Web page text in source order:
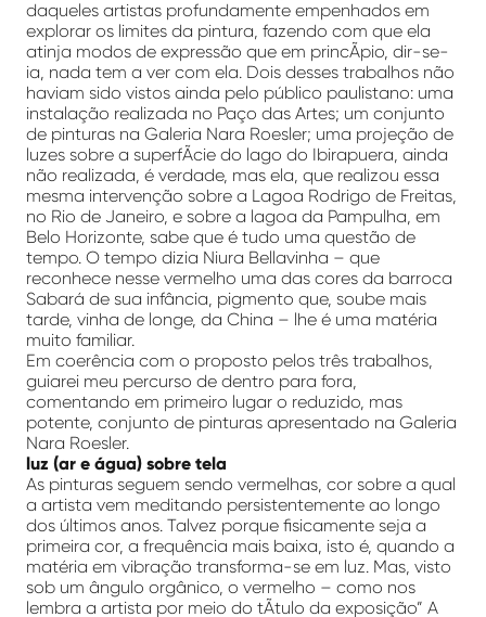
daqueles artistas profundamente empenhados em
explorar os limites da pintura, fazendo com que ela
atinja modos de expressão que em princÃ­pio, dir-se-
ia, nada tem a ver com ela. Dois desses trabalhos não
haviam sido vistos ainda pelo público paulistano: uma
instalação realizada no Paço das Artes; um conjunto
de pinturas na Galeria Nara Roesler; uma projeção de
luzes sobre a superfÃ­cie do lago do Ibirapuera, ainda
não realizada, é verdade, mas ela, que realizou essa
mesma intervenção sobre a Lagoa Rodrigo de Freitas,
no Rio de Janeiro, e sobre a lagoa da Pampulha, em
Belo Horizonte, sabe que é tudo uma questão de
tempo. O tempo dizia Niura Bellavinha – que
reconhece nesse vermelho uma das cores da barroca
Sabará de sua infância, pigmento que, soube mais
tarde, vinha de longe, da China – lhe é uma matéria
muito familiar.
Em coerência com o proposto pelos três trabalhos,
guiarei meu percurso de dentro para fora,
comentando em primeiro lugar o reduzido, mas
potente, conjunto de pinturas apresentado na Galeria
Nara Roesler.
luz (ar e água) sobre tela
As pinturas seguem sendo vermelhas, cor sobre a qual
a artista vem meditando persistentemente ao longo
dos últimos anos. Talvez porque fisicamente seja a
primeira cor, a frequência mais baixa, isto é, quando a
matéria em vibração transforma-se em luz. Mas, visto
sob um ângulo orgânico, o vermelho – como nos
lembra a artista por meio do tÃ­tulo da exposição” A